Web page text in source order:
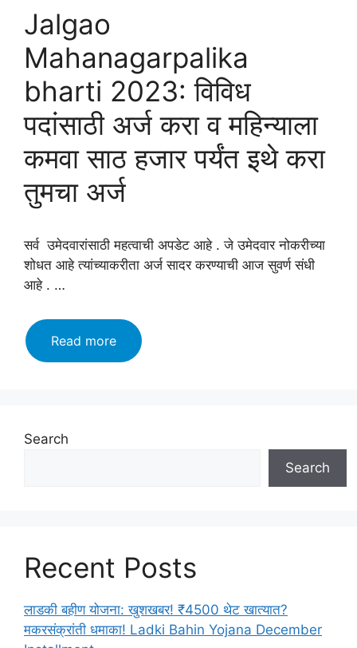
Jalgao
Mahanagarpalika
bharti 2023: विविध
पदांसाठी अर्ज करा व महिन्याला
कमवा साठ हजार पर्यंत इथे करा
तुमचा अर्ज
सर्व उमेदवारांसाठी महत्वाची अपडेट आहे . जे उमेदवार नोकरीच्या
शोधत आहे त्यांच्याकरीता अर्ज सादर करण्याची आज सुवर्ण संधी
आहे . …
Read moreJalgao
Mahanagarpalika
हजार
इथे
करा
Search
Search
Recent Posts
लाडकी बहीण योजना: खुशखबर! ₹4500 थेट खात्यात?
मकरसंक्रांती धमाका! Ladki Bahin Yojana December